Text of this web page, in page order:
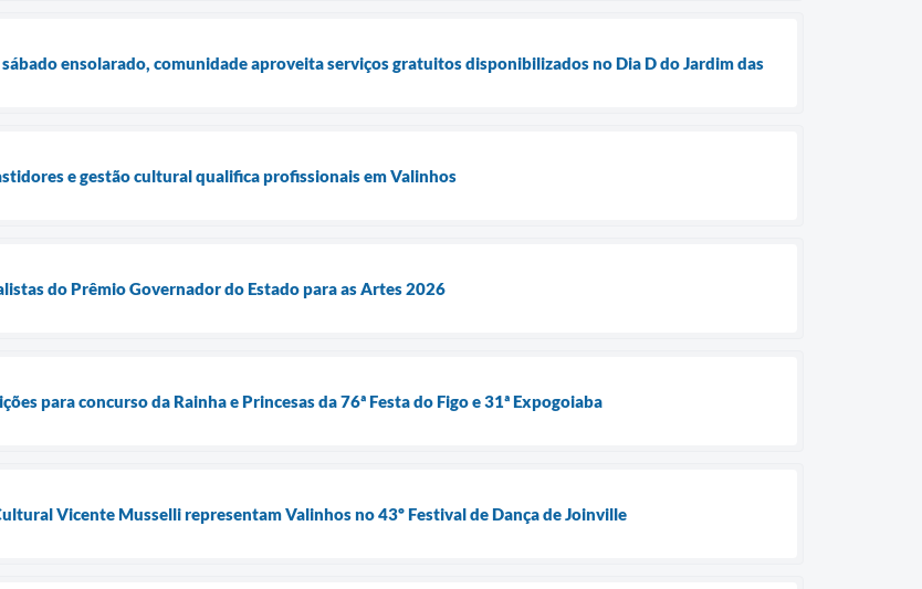
sábado ensolarado, comunidade aproveita serviços gratuitos disponibilizados no Dia D do Jardim das
e gestão cultural qualifica profissionais em Valinhos
do Prêmio Governador do Estado para as Artes 2026
para concurso da Rainha e Princesas da 76ª Festa do Figo e 31ª Expogoiaba
Vicente Musselli representam Valinhos no 43º Festival de Dança de Joinville